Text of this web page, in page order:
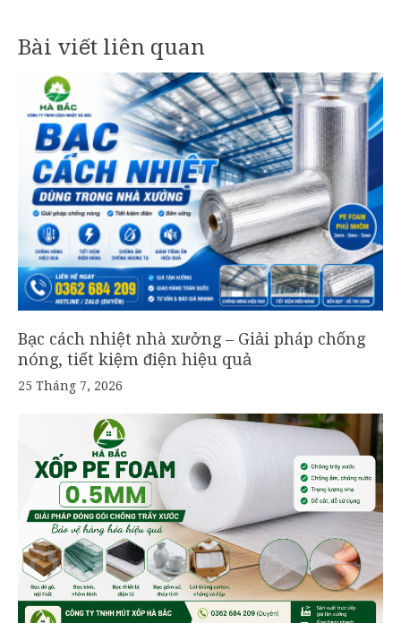
Bài viết liên quan
Bạc cách nhiệt nhà xưởng – Giải pháp chống
nóng, tiết kiệm điện hiệu quả
25 Tháng 7, 2026